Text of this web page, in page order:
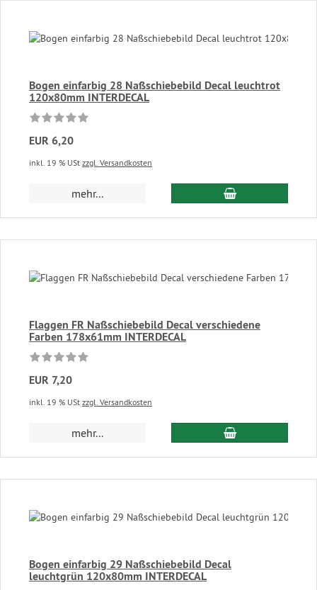
Bogen einfarbig 28 Naßschiebebild Decal leuchtrot
120x80mm INTERDECAL
EUR 6,20
inkl. 19 % USt zzgl. Versandkosten
mehr... In den
Flaggen FR Naßschiebebild Decal verschiedene
Farben 178x61mm INTERDECAL
EUR 7,20
inkl. 19 % USt zzgl. Versandkosten
mehr... In den
Bogen einfarbig 29 Naßschiebebild Decal
leuchtgrün 120x80mm INTERDECAL